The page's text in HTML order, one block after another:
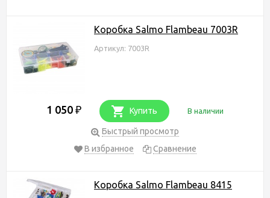
Коробка Salmo Flambeau 7003R
Артикул: 7003R
1 050 ₽ Купить В наличии
Быстрый просмотр
В избранное
Сравнение
Коробка Salmo Flambeau 8415